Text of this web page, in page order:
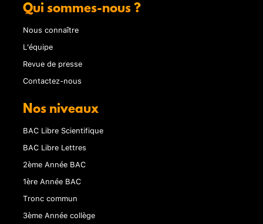
Qui sommes-nous ?
Nous connaître
L'équipe
Revue de presse
Contactez-nous
Nos niveaux
BAC Libre Scientifique
BAC Libre Lettres
2ème Année BAC
1ère Année BAC
Tronc commun
3ème Année collège